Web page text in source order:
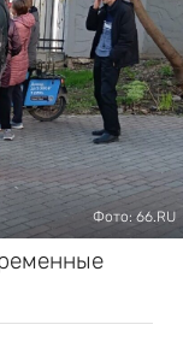
Фото: 66.RU